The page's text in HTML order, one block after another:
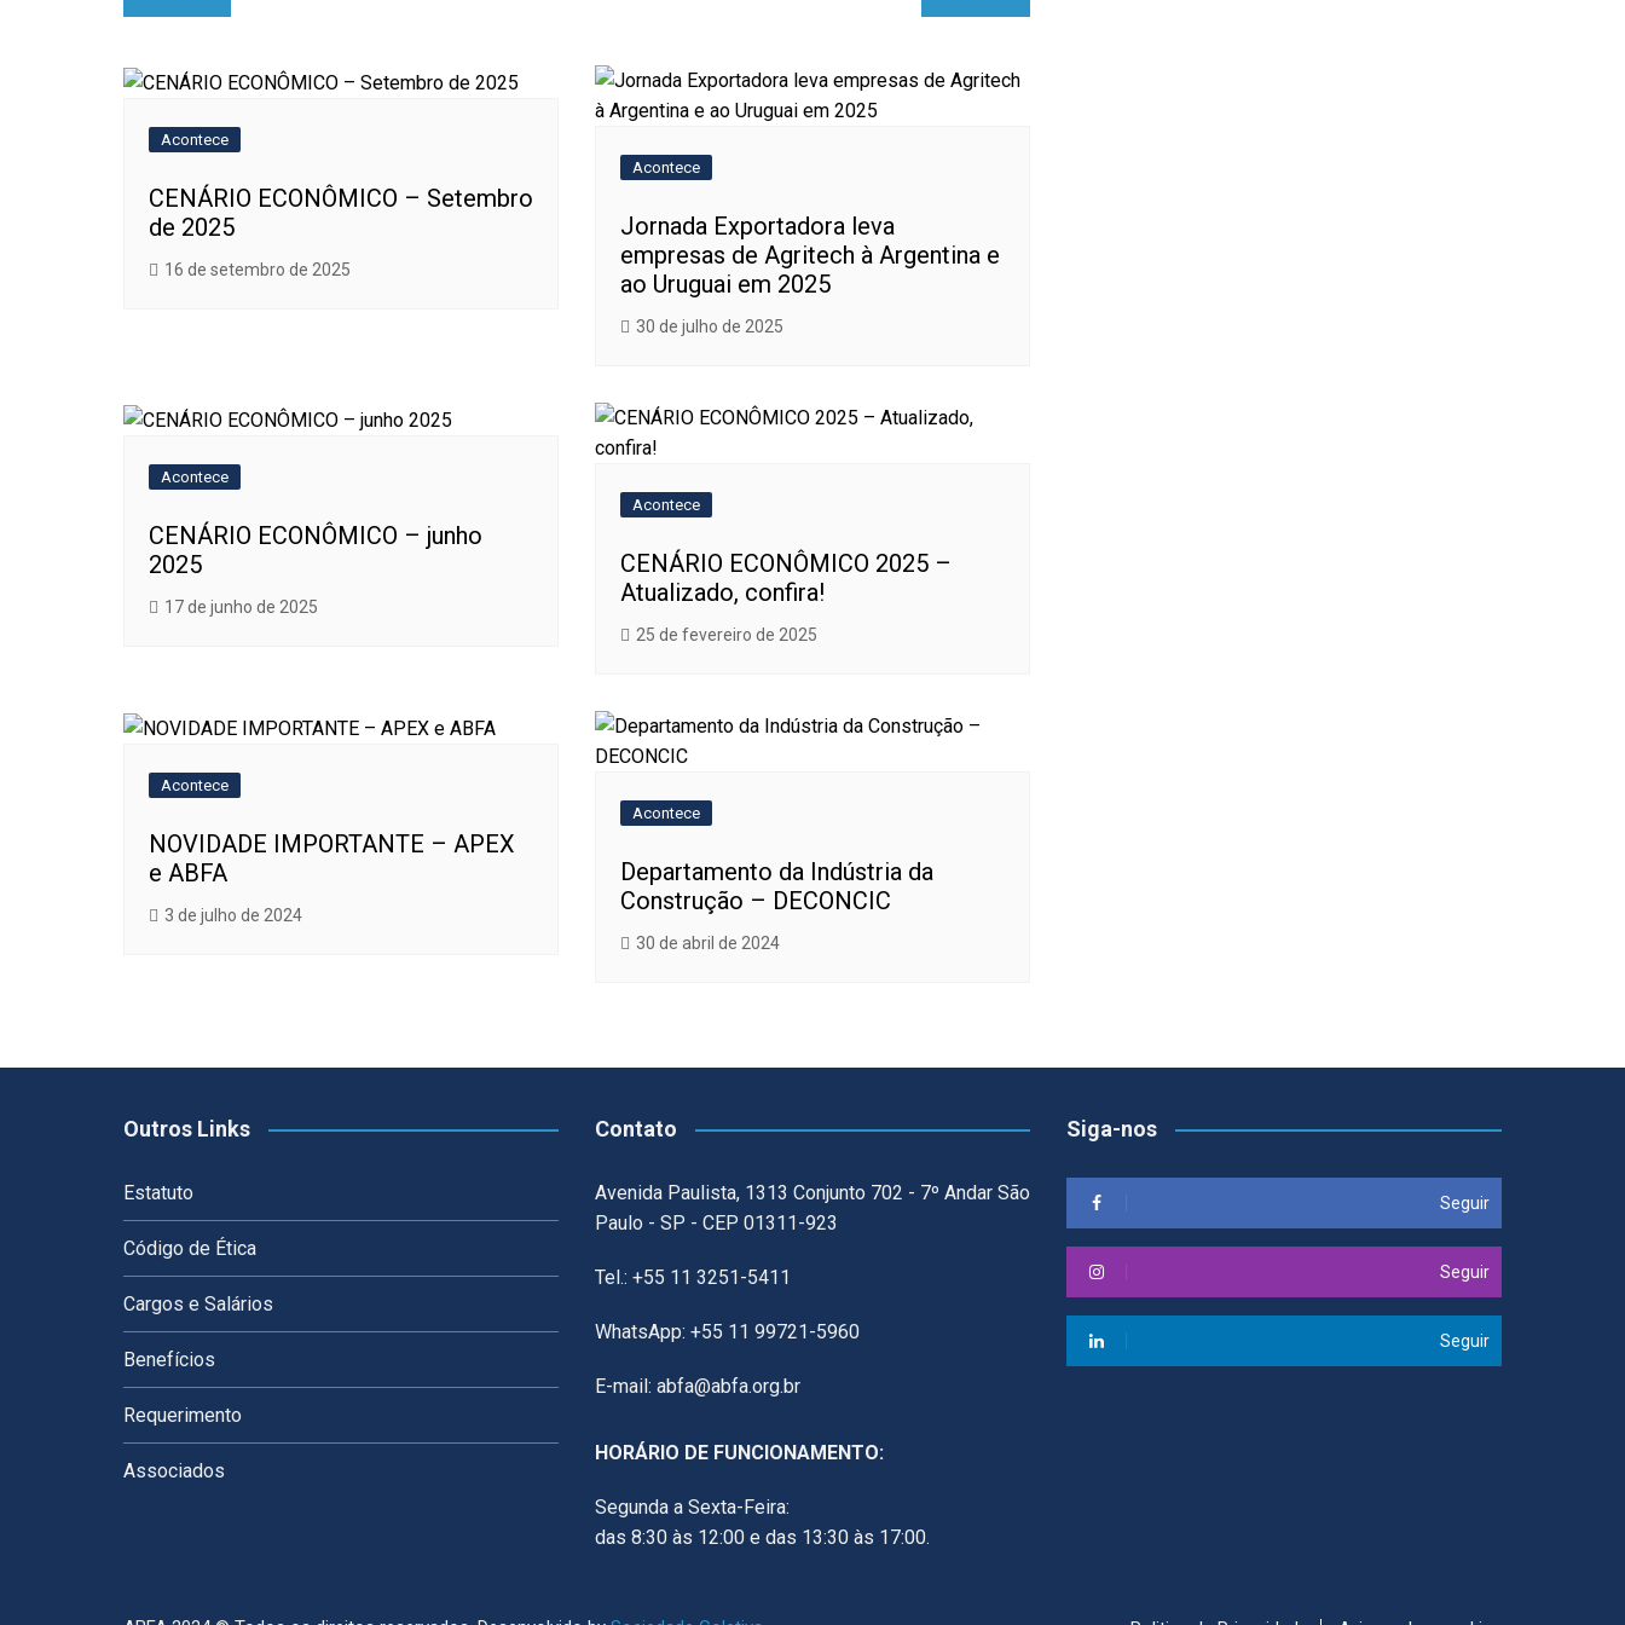
de
Post
Acontece
CENÁRIO ECONÔMICO – Setembro
de 2025
16 de setembro de 2025
Acontece
Jornada Exportadora leva
empresas de Agritech à Argentina e
ao Uruguai em 2025
30 de julho de 2025
Acontece
CENÁRIO ECONÔMICO – junho
2025
17 de junho de 2025
Acontece
CENÁRIO ECONÔMICO 2025 –
Atualizado, confira!
25 de fevereiro de 2025
Acontece
NOVIDADE IMPORTANTE – APEX
e ABFA
3 de julho de 2024
Acontece
Departamento da Indústria da
Construção – DECONCIC
30 de abril de 2024
Outros Links
Estatuto
Código de Ética
Cargos e Salários
Benefícios
Requerimento
Associados
Contato
Avenida Paulista, 1313 Conjunto 702 - 7º Andar São
Paulo - SP - CEP 01311-923
Tel.: +55 11 3251-5411
WhatsApp: +55 11 99721-5960
E-mail: abfa@abfa.org.br
HORÁRIO DE FUNCIONAMENTO:
Segunda a Sexta-Feira:
das 8:30 às 12:00 e das 13:30 às 17:00.
Siga-nos
Seguir
Seguir
Seguir